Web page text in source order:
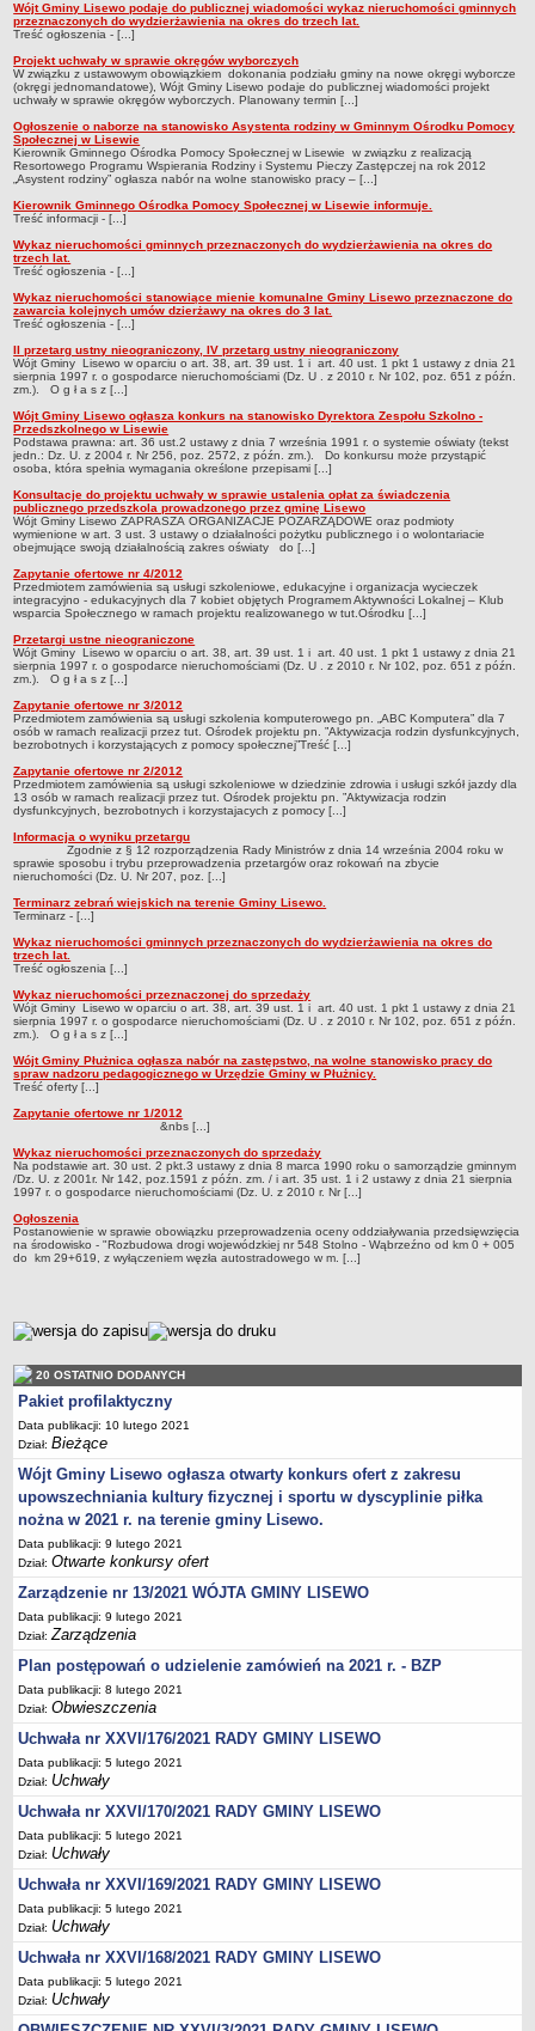
Wójt Gminy Lisewo podaje do publicznej wiadomości wykaz nieruchomości gminnych
przeznaczonych do wydzierżawienia na okres do trzech lat.
Treść ogłoszenia - [...]
Projekt uchwały w sprawie okręgów wyborczych
W związku z ustawowym obowiązkiem dokonania podziału gminy na nowe okręgi wyborcze
(okręgi jednomandatowe), Wójt Gminy Lisewo podaje do publicznej wiadomości projekt
uchwały w sprawie okręgów wyborczych. Planowany termin [...]
Ogłoszenie o naborze na stanowisko Asystenta rodziny w Gminnym Ośrodku Pomocy
Społecznej w Lisewie
Kierownik Gminnego Ośrodka Pomocy Społecznej w Lisewie w związku z realizacją
Resortowego Programu Wspierania Rodziny i Systemu Pieczy Zastępczej na rok 2012
„Asystent rodziny” ogłasza nabór na wolne stanowisko pracy – [...]
Kierownik Gminnego Ośrodka Pomocy Społecznej w Lisewie informuje.
Treść informacji - [...]
Wykaz nieruchomości gminnych przeznaczonych do wydzierżawienia na okres do
trzech lat.
Treść ogłoszenia - [...]
Wykaz nieruchomości stanowiące mienie komunalne Gminy Lisewo przeznaczone do
zawarcia kolejnych umów dzierżawy na okres do 3 lat.
Treść ogłoszenia - [...]
II przetarg ustny nieograniczony, IV przetarg ustny nieograniczony
Wójt Gminy Lisewo w oparciu o art. 38, art. 39 ust. 1 i art. 40 ust. 1 pkt 1 ustawy z dnia 21
sierpnia 1997 r. o gospodarce nieruchomościami (Dz. U . z 2010 r. Nr 102, poz. 651 z późn.
zm.). O g ł a s z [...]
Wójt Gminy Lisewo ogłasza konkurs na stanowisko Dyrektora Zespołu Szkolno -
Przedszkolnego w Lisewie
Podstawa prawna: art. 36 ust.2 ustawy z dnia 7 września 1991 r. o systemie oświaty (tekst
jedn.: Dz. U. z 2004 r. Nr 256, poz. 2572, z późn. zm.). Do konkursu może przystąpić
osoba, która spełnia wymagania określone przepisami [...]
Konsultacje do projektu uchwały w sprawie ustalenia opłat za świadczenia
publicznego przedszkola prowadzonego przez gminę Lisewo
Wójt Gminy Lisewo ZAPRASZA ORGANIZACJE POZARZĄDOWE oraz podmioty
wymienione w art. 3 ust. 3 ustawy o działalności pożytku publicznego i o wolontariacie
obejmujące swoją działalnością zakres oświaty do [...]
Zapytanie ofertowe nr 4/2012
Przedmiotem zamówienia są usługi szkoleniowe, edukacyjne i organizacja wycieczek
integracyjno - edukacyjnych dla 7 kobiet objętych Programem Aktywności Lokalnej – Klub
wsparcia Społecznego w ramach projektu realizowanego w tut.Ośrodku [...]
Przetargi ustne nieograniczone
Wójt Gminy Lisewo w oparciu o art. 38, art. 39 ust. 1 i art. 40 ust. 1 pkt 1 ustawy z dnia 21
sierpnia 1997 r. o gospodarce nieruchomościami (Dz. U . z 2010 r. Nr 102, poz. 651 z późn.
zm.). O g ł a s z [...]
Zapytanie ofertowe nr 3/2012
Przedmiotem zamówienia są usługi szkolenia komputerowego pn. „ABC Komputera” dla 7
osób w ramach realizacji przez tut. Ośrodek projektu pn. ”Aktywizacja rodzin dysfunkcyjnych,
bezrobotnych i korzystających z pomocy społecznej”Treść [...]
Zapytanie ofertowe nr 2/2012
Przedmiotem zamówienia są usługi szkoleniowe w dziedzinie zdrowia i usługi szkół jazdy dla
13 osób w ramach realizacji przez tut. Ośrodek projektu pn. ”Aktywizacja rodzin
dysfunkcyjnych, bezrobotnych i korzystajacych z pomocy [...]
Informacja o wyniku przetargu
Zgodnie z § 12 rozporządzenia Rady Ministrów z dnia 14 września 2004 roku w
sprawie sposobu i trybu przeprowadzenia przetargów oraz rokowań na zbycie
nieruchomości (Dz. U. Nr 207, poz. [...]
Terminarz zebrań wiejskich na terenie Gminy Lisewo.
Terminarz - [...]
Wykaz nieruchomości gminnych przeznaczonych do wydzierżawienia na okres do
trzech lat.
Treść ogłoszenia [...]
Wykaz nieruchomości przeznaczonej do sprzedaży
Wójt Gminy Lisewo w oparciu o art. 38, art. 39 ust. 1 i art. 40 ust. 1 pkt 1 ustawy z dnia 21
sierpnia 1997 r. o gospodarce nieruchomościami (Dz. U . z 2010 r. Nr 102, poz. 651 z późn.
zm.). O g ł a s z [...]
Wójt Gminy Płużnica ogłasza nabór na zastępstwo, na wolne stanowisko pracy do
spraw nadzoru pedagogicznego w Urzędzie Gminy w Płużnicy.
Treść oferty [...]
Zapytanie ofertowe nr 1/2012
&nbs [...]
Wykaz nieruchomości przeznaczonych do sprzedaży
Na podstawie art. 30 ust. 2 pkt.3 ustawy z dnia 8 marca 1990 roku o samorządzie gminnym
/Dz. U. z 2001r. Nr 142, poz.1591 z późn. zm. / i art. 35 ust. 1 i 2 ustawy z dnia 21 sierpnia
1997 r. o gospodarce nieruchomościami (Dz. U. z 2010 r. Nr [...]
Ogłoszenia
Postanowienie w sprawie obowiązku przeprowadzenia oceny oddziaływania przedsięwzięcia
na środowisko - "Rozbudowa drogi wojewódzkiej nr 548 Stolno - Wąbrzeźno od km 0 + 005
do km 29+619, z wyłączeniem węzła autostradowego w m. [...]
metryczka
20 OSTATNIO DODANYCH
Pakiet profilaktyczny
Data publikacji: 10 lutego 2021
Dział:Bieżące
Wójt Gminy Lisewo ogłasza otwarty konkurs ofert z zakresu
upowszechniania kultury fizycznej i sportu w dyscyplinie piłka
nożna w 2021 r. na terenie gminy Lisewo.
Data publikacji: 9 lutego 2021
Dział:Otwarte konkursy ofert
Zarządzenie nr 13/2021 WÓJTA GMINY LISEWO
Data publikacji: 9 lutego 2021
Dział:Zarządzenia
Plan postępowań o udzielenie zamówień na 2021 r. - BZP
Data publikacji: 8 lutego 2021
Dział:Obwieszczenia
Uchwała nr XXVI/176/2021 RADY GMINY LISEWO
Data publikacji: 5 lutego 2021
Dział: Uchwały
Uchwała nr XXVI/170/2021 RADY GMINY LISEWO
Data publikacji: 5 lutego 2021
Dział: Uchwały
Uchwała nr XXVI/169/2021 RADY GMINY LISEWO
Data publikacji: 5 lutego 2021
Dział: Uchwały
Uchwała nr XXVI/168/2021 RADY GMINY LISEWO
Data publikacji: 5 lutego 2021
Dział: Uchwały